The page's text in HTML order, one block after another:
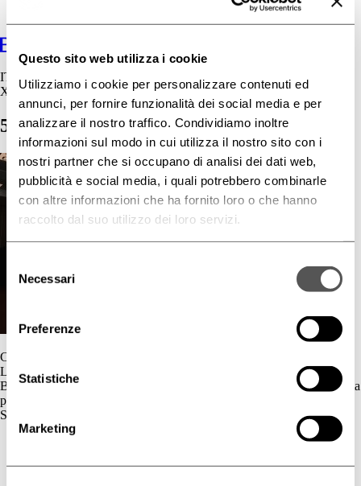
Questo sito web utilizza i cookie
Utilizziamo i cookie per personalizzare contenuti ed
annunci, per fornire funzionalità dei social media e per
analizzare il nostro traffico. Condividiamo inoltre
informazioni sul modo in cui utilizza il nostro sito con i
nostri partner che si occupano di analisi dei dati web,
pubblicità e social media, i quali potrebbero combinarle
con altre informazioni che ha fornito loro o che hanno
raccolto dal suo utilizzo dei loro servizi.
delNecessari
Preferenze
Statistiche
Marketing
IT
X
55CongressoAdoi-SimposioPsoriasi3
Contatti
L'azienda
BIOGENA è un’azienda cosmetica la cui gamma di prodotti è dedicata
principalmente al benessere della pelle.
Skincare
Deodorazione